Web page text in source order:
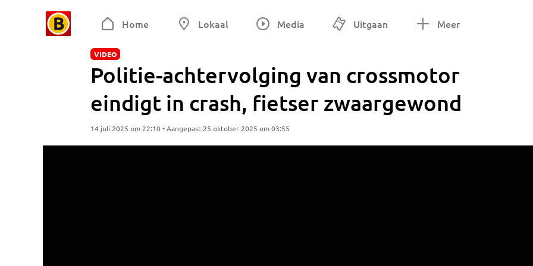
Home Lokaal Media Uitgaan Meer
VIDEO
Politie-achtervolging van crossmotor
eindigt in crash, fietser zwaargewond
14 juli 2025 om 22:10 • Aangepast 25 oktober 2025 om 03:55